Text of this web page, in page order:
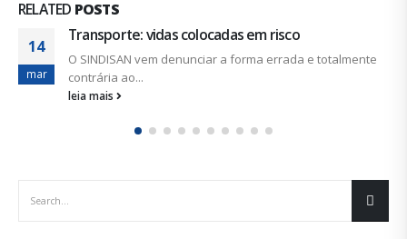
RELATED POSTS
em risco
a forma errada e totalmente
09
Prazo final para
habitação é dia 17